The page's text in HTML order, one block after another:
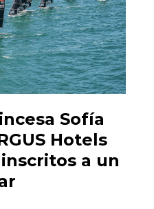
Sofía
Hotels
a un